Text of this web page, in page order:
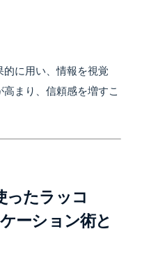
に用い、情報を視覚
まり、信頼感を増すこ
ったラッコ
ーション術と